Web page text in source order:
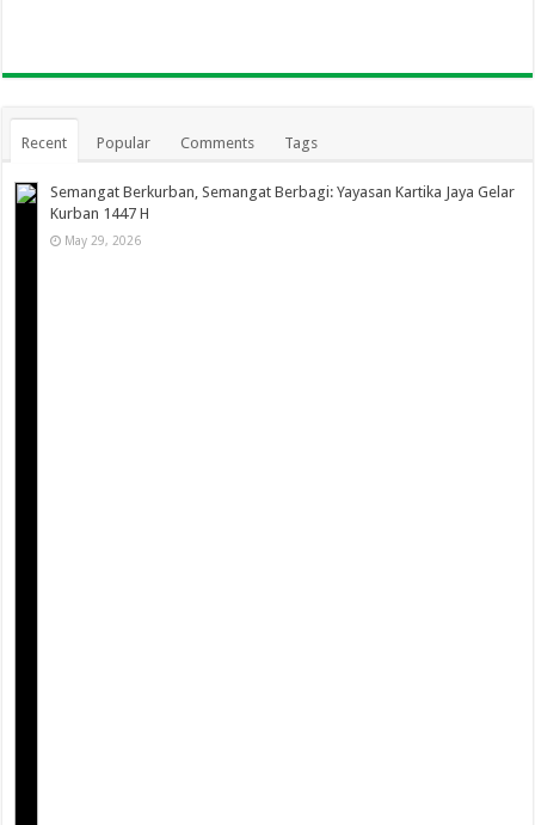
Recent Popular Comments Tags
Semangat Berkurban, Semangat Berbagi: Yayasan Kartika Jaya Gelar
Kurban 1447 H
May 29, 2026